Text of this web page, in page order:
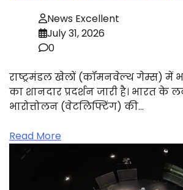
News Excellent
July 31, 2026
0
राष्ट्रमंडल खेलों (कॉमनवेल्थ गेम्स) में
का शानदार प्रदर्शन जारी है। भारत के
भारोत्तोलन (वेटलिफ्टिंग) की…
Read More